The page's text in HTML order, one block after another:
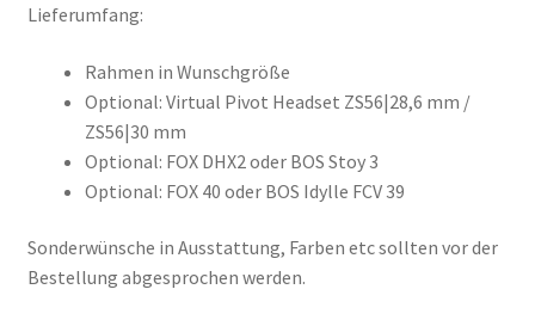
Lieferumfang:
Rahmen in Wunschgröße
Optional: Virtual Pivot Headset ZS56|28,6 mm /
ZS56|30 mm
Optional: FOX DHX2 oder BOS Stoy 3
Optional: FOX 40 oder BOS Idylle FCV 39
Sonderwünsche in Ausstattung, Farben etc sollten vor der
Bestellung abgesprochen werden.